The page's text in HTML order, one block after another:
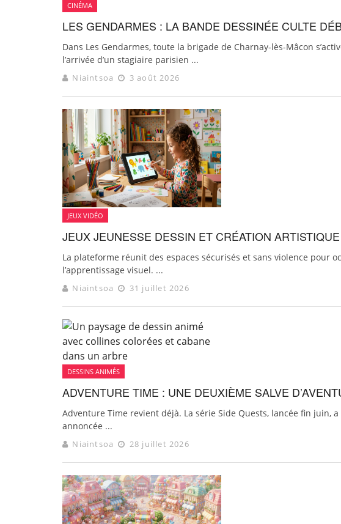
CINÉMA
LES GENDARMES : LA BANDE DESSINÉE CULTE
Dans Les Gendarmes, toute la brigade de Charnay-lès-Mâcon
l’arrivée d’un stagiaire parisien ...
Niaintsoa 3 août 2026
JEUX VIDÉO
JEUX JEUNESSE DESSIN ET CRÉATION
La plateforme réunit des espaces sécurisés et sans violence pour
l’apprentissage visuel. ...
Niaintsoa 31 juillet 2026
DESSINS ANIMÉS
ADVENTURE TIME : UNE DEUXIÈME SALVE
Adventure Time revient déjà. La série Side Quests, lancée fin juin,
annoncée ...
Niaintsoa 28 juillet 2026